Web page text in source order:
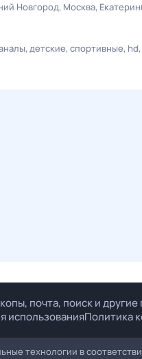
Новгород Москва
детские спортивные hd
почта, поиск и
использованияПолитика
технологии в